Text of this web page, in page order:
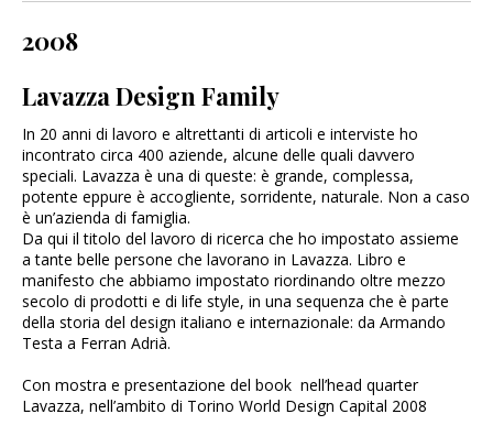
2008
Lavazza Design Family
In 20 anni di lavoro e altrettanti di articoli e interviste ho
incontrato circa 400 aziende, alcune delle quali davvero
speciali. Lavazza è una di queste: è grande, complessa,
potente eppure è accogliente, sorridente, naturale. Non a caso
è un’azienda di famiglia.
Da qui il titolo del lavoro di ricerca che ho impostato assieme
a tante belle persone che lavorano in Lavazza. Libro e
manifesto che abbiamo impostato riordinando oltre mezzo
secolo di prodotti e di life style, in una sequenza che è parte
della storia del design italiano e internazionale: da Armando
Testa a Ferran Adrià.
Con mostra e presentazione del book nell’head quarter
Lavazza, nell’ambito di Torino World Design Capital 2008